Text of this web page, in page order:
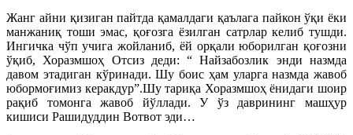
Жанг айни қизиган пайтда қамалдаги қаълага пайкон ўқи ёки
манжаниқ тоши эмас, қоғозга ёзилган сатрлар келиб тушди.
Ингичка чўп учига жойланиб, ёй орқали юборилган қоғозни
ўқиб, Хоразмшоҳ Отсиз деди: “ Найзабозлик энди назмда
давом этадиган кўринади. Шу боис ҳам уларга назмда жавоб
юбормоғимиз керакдур”.Шу тариқа Хоразмшоҳ ёнидаги шоир
рақиб томонга жавоб йўллади. У ўз даврининг машҳур
кишиси Рашидуддин Вотвот эди…